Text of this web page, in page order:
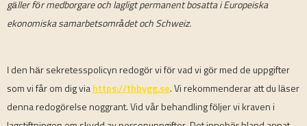
gäller för medborgare och lagligt permanent bosatta i Europeiska
ekonomiska samarbetsområdet och Schweiz.
I den här sekretesspolicyn redogör vi för vad vi gör med de uppgifter
som vi får om dig via https://thbygg.se. Vi rekommenderar att du läser
denna redogörelse noggrant. Vid vår behandling följer vi kraven i